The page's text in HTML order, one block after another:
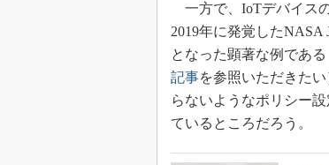
一方で、IoTデバイス
2019年に発覚したNASA
となった顕著な例であ
記事を参照いただきた
らないようなポリシー
ているところだろう。